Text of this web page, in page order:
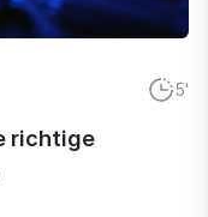
5'
richtige